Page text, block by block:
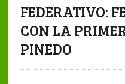
FEDERATIVO:
CON LA
PINEDO